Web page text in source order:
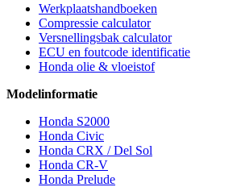
Werkplaatshandboeken
Compressie calculator
Versnellingsbak calculator
ECU en foutcode identificatie
Honda olie & vloeistof
Modelinformatie
Honda S2000
Honda Civic
Honda CRX / Del Sol
Honda CR-V
Honda Prelude